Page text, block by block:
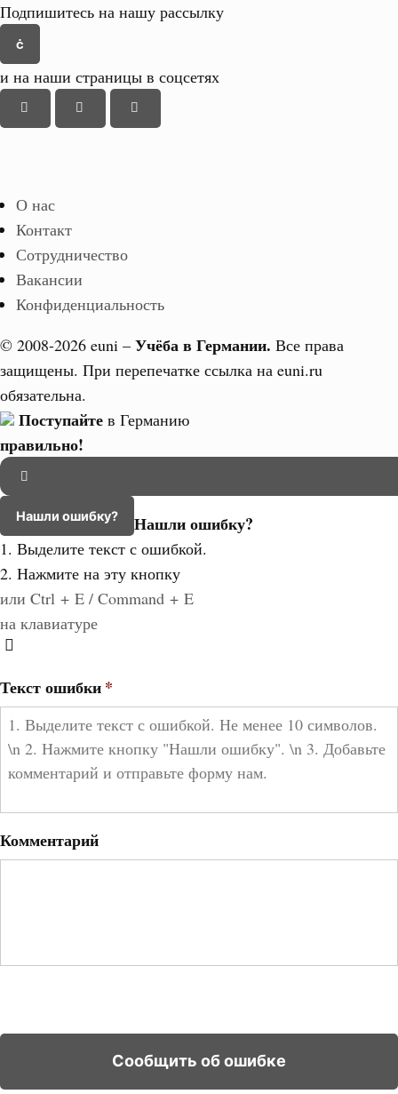
Подпишитесь на нашу рассылку
и на наши страницы в соцсетях
О нас
Контакт
Сотрудничество
Вакансии
Конфиденциальность
© 2008-2026 euni – Учёба в Германии. Все права
защищены. При перепечатке ссылка на euni.ru
обязательна.
Поступайте в Германию
правильно!
Нашли ошибку? Нашли ошибку?
1. Выделите текст с ошибкой.
2. Нажмите на эту кнопку
или Ctrl + E / Command + E
на клавиатуре
Текст ошибки*
Комментарий